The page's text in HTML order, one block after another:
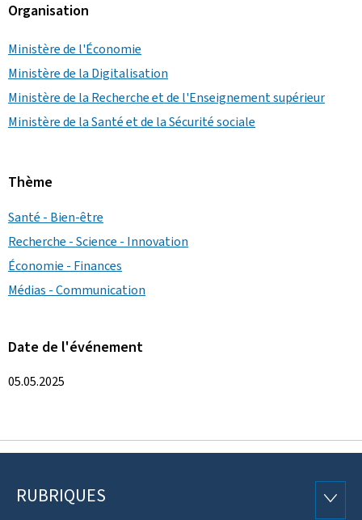
Organisation
Ministère de l'Économie
Ministère de la Digitalisation
Ministère de la Recherche et de l'Enseignement supérieur
Ministère de la Santé et de la Sécurité sociale
Thème
Santé - Bien-être
Recherche - Science - Innovation
Économie - Finances
Médias - Communication
Date de l'événement
05.05.2025
Pied
RUBRIQUES